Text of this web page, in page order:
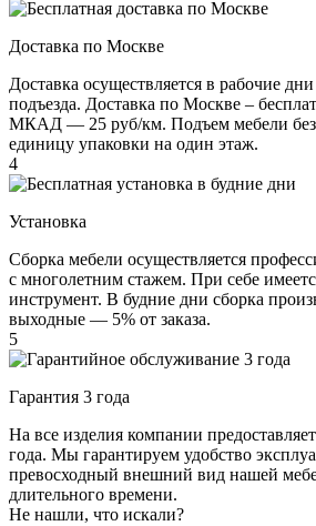
Доставка по Москве
Доставка осуществляется в рабочие
подъезда. Доставка по Москве –
МКАД — 25 руб/км. Подъем мебели без
единицу упаковки на один этаж.
4
Установка
Сборка мебели осуществляется
с многолетним стажем. При себе
инструмент. В будние дни сборка
выходные — 5% от заказа.
5
Гарантия 3 года
На все изделия компании
года. Мы гарантируем удобство
превосходный внешний вид нашей
длительного времени.
Не нашли, что искали?